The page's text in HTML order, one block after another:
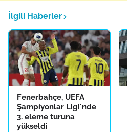
İlgili Haberler
Fenerbahçe, UEFA
Şampiyonlar Ligi'nde
3. eleme turuna
yükseldi